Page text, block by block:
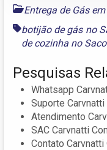
Entrega de Gás
botijão de gás no
de cozinha no
Pesquisas
Whatsapp
Suporte Carvnatti
Atendimento
SAC Carvnatti
Contato Carvnatti